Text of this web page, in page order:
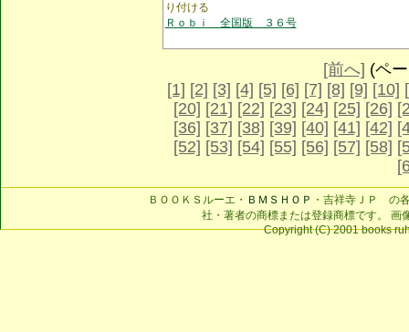
り付ける
Ｒｏｂｉ 全国版 ３６号
[前へ] (ペ
[1] [2] [3] [4] [5] [6] [7] [8] [9] [10]
[20] [21] [22] [23] [24] [25] [26]
[36] [37] [38] [39] [40] [41] [42]
[52] [53] [54] [55] [56] [57] [58]
ＢＯＯＫＳルーエ・ ＢＭＳＨＯＰ ・吉祥寺ＪＰ の
社・著者の商標または登録商標です。 画
Copyright (C) 2001 books